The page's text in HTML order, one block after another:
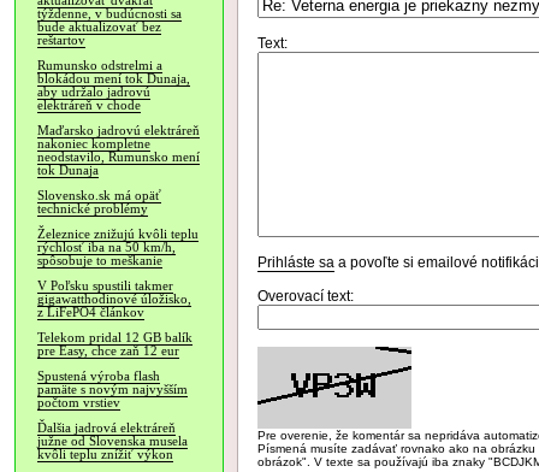
týždenne, v budúcnosti sa
bude aktualizovať bez
reštartov
Rumunsko odstrelmi a
blokádou mení tok Dunaja,
aby udržalo jadrovú
elektráreň v chode
Maďarsko jadrovú elektráreň
nakoniec kompletne
neodstavilo, Rumunsko mení
tok Dunaja
Slovensko.sk má opäť
technické problémy
Železnice znižujú kvôli teplu
rýchlosť iba na 50 km/h,
spôsobuje to meškanie
V Poľsku spustili takmer
gigawatthodinové úložisko,
z LiFePO4 článkov
Telekom pridal 12 GB balík
pre Easy, chce zaň 12 eur
Spustená výroba flash
pamäte s novým najvyšším
počtom vrstiev
Ďalšia jadrová elektráreň
južne od Slovenska musela
kvôli teplu znížiť výkon
Text:
Prihláste sa a povoľte si emailové
Overovací text:
Pre overenie, že komentár sa nepridáva
Písmená musíte zadávať rovnako ako na
obrázok". V texte sa používajú iba znaky